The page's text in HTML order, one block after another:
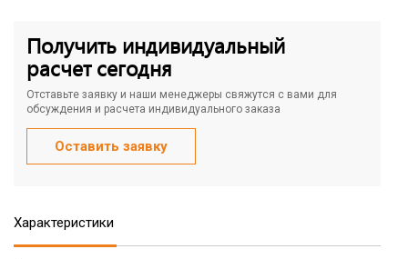
Получить индивидуальный
расчет сегодня
Отставьте заявку и наши менеджеры свяжутся с вами для
обсуждения и расчета индивидуального заказа
Оставить заявку
Характеристики